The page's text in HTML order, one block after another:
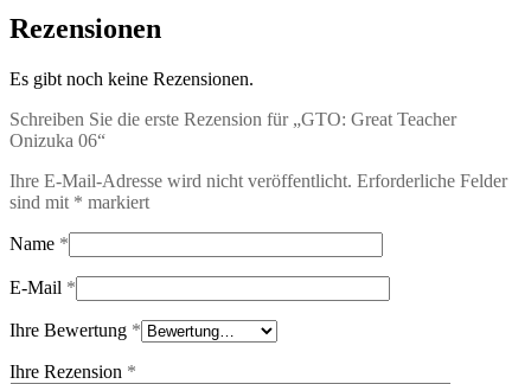
Rezensionen
Es gibt noch keine Rezensionen.
Schreiben Sie die erste Rezension für „GTO: Great Teacher
Onizuka 06“
Ihre E-Mail-Adresse wird nicht veröffentlicht. Erforderliche Felder
sind mit * markiert
Name *
E-Mail *
Ihre Bewertung *
Ihre Rezension *